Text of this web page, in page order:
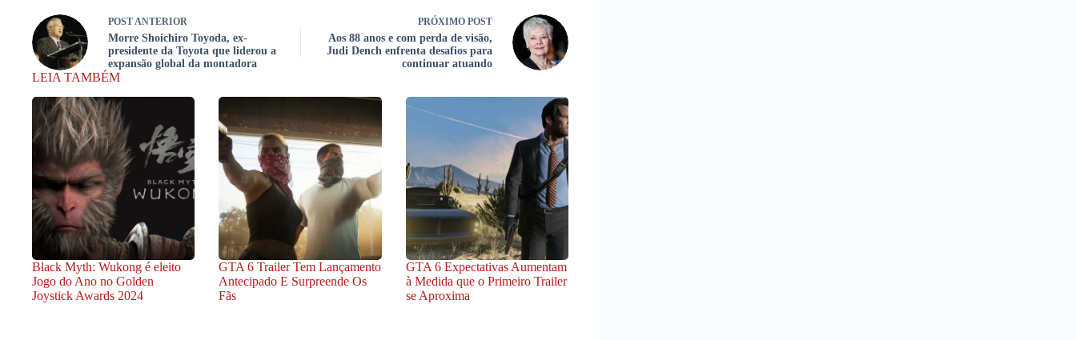
POSTANTERIOR
Morre Shoichiro Toyoda, ex-
presidente da Toyota que liderou a
expansão global da montadora
PRÓXIMO POST
Aos 88 anos e com perda de visão,
Judi Dench enfrenta desafios para
continuar atuando
LEIA TAMBÉM
Black Myth: Wukong é eleito
Jogo do Ano no Golden
Joystick Awards 2024
GTA 6 Trailer Tem Lançamento
Antecipado E Surpreende Os
Fãs
GTA 6 Expectativas Aumentam
à Medida que o Primeiro Trailer
se Aproxima